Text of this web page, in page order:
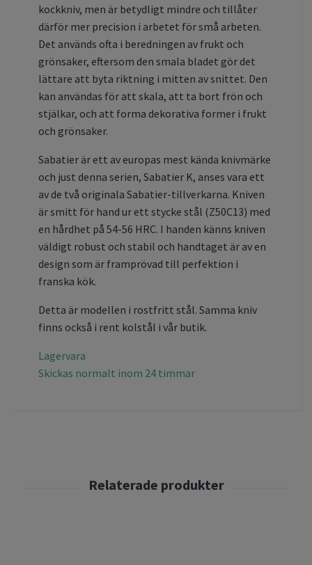
kockkniv, men är betydligt mindre och tillåter
därför mer precision i arbetet för små arbeten.
Det används ofta i beredningen av frukt och
grönsaker, eftersom den smala bladet gör det
lättare att byta riktning i mitten av snittet. Den
kan användas för att skala, att ta bort frön och
stjälkar, och att forma dekorativa former i frukt
och grönsaker.
Sabatier är ett av europas mest kända knivmärke
och just denna serien, Sabatier K, anses vara ett
av de två originala Sabatier-tillverkarna. Kniven
är smitt för hand ur ett stycke stål (Z50C13) med
en hårdhet på 54-56 HRC. I handen känns kniven
väldigt robust och stabil och handtaget är av en
design som är framprövad till perfektion i
franska kök.
Detta är modellen i rostfritt stål. Samma kniv
finns också i rent kolstål i vår butik.
Lagervara
Skickas normalt inom 24 timmar